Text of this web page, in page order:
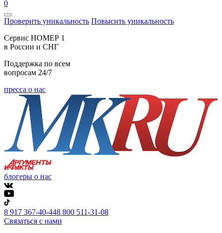
0
Проверить уникальность Повысить уникальность
Cервис НОМЕР 1
в России и СНГ
Поддержка по всем
вопросам 24/7
пресса о нас
блогеры о нас
8 917 367-40-448 800 511-31-08
Связаться с нами